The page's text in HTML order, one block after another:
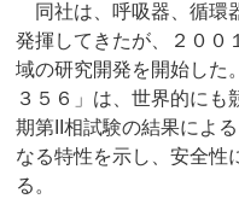
同社は、呼吸器、循環
発揮してきたが、２００
域の研究開発を開始した
３５６」は、世界的にも
期第II相試験の結果によ
なる特性を示し、安全性
る。